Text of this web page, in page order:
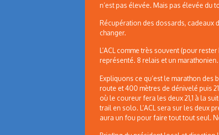
n’est pas élevée. Mais pas élevée du
Récupération des dossards, cadeaux
changer.
L’ACL comme très souvent (pour
représenté. 8 relais et un marathonien.
Expliquons ce qu’est le marathon des
route et 400 mètres de dénivelé puis
où le coureur fera les deux 21,1 à la
trail en solo. L’ACL sera sur les deux
aura un fou pour faire tout tout seul.